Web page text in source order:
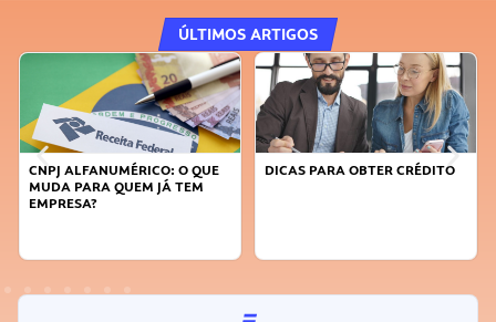
ÚLTIMOS ARTIGOS
CNPJ ALFANUMÉRICO: O QUE
MUDA PARA QUEM JÁ TEM
EMPRESA?
DICAS PARA OBTER CRÉDITO